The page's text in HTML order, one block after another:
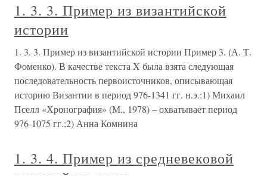
1. 3. 3. Пример из византийской
истории
1. 3. 3. Пример из византийской истории Пример 3. (А. Т.
Фоменко). В качестве текста X была взята следующая
последовательность первоисточников, описывающая
историю Византии в период 976-1341 гг. н.э.:1) Михаил
Пселл «Хронография» (М., 1978) – охватывает период
976-1075 гг.;2) Анна Комнина
1. 3. 4. Пример из средневековой